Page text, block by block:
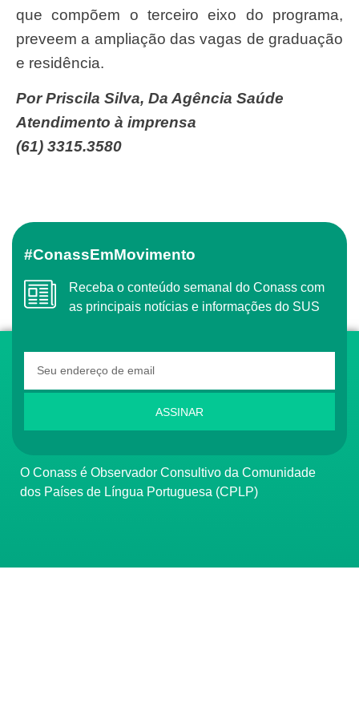
que compõem o terceiro eixo do programa,
preveem a ampliação das vagas de graduação
e residência.
Por Priscila Silva, Da Agência Saúde
Atendimento à imprensa
(61) 3315.3580
#ConassEmMovimento
Receba o conteúdo semanal do Conass com
as principais notícias e informações do SUS
ASSINAR
O Conass é Observador Consultivo da Comunidade
dos Países de Língua Portuguesa (CPLP)